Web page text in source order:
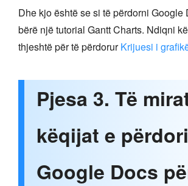
Dhe kjo është se si të përdorni Google
bërë një tutorial Gantt Charts. Ndiqni
thjeshtë për të përdorurKrijuesi i
Pjesa 3. Të
këqijat e
Google Docs